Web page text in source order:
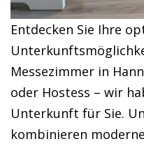
Entdecken Sie Ihre
Messezimmer in
oder Hostess – wir
Unterkunft für Sie.
kombinieren